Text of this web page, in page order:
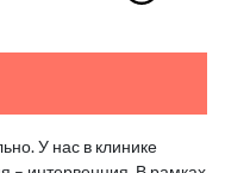
У нас в клинике